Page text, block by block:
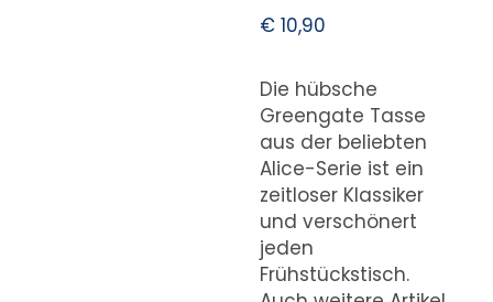
€10,90
Die hübsche
Greengate Tasse
aus der beliebten
Alice-Serie ist ein
zeitloser Klassiker
und verschönert
jeden
Frühstückstisch.